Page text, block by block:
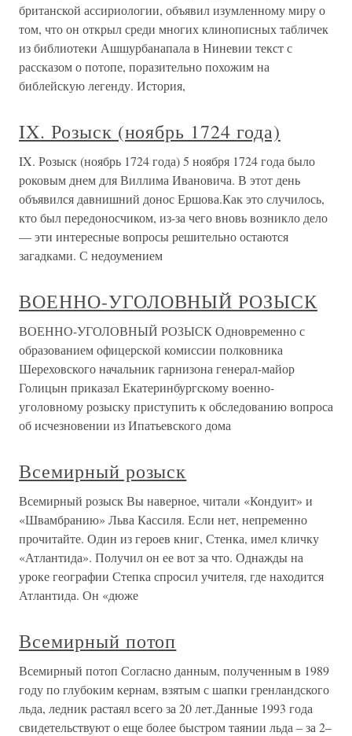
британской ассириологии, объявил изумленному миру о
том, что он открыл среди многих клинописных табличек
из библиотеки Ашшурбанапала в Ниневии текст с
рассказом о потопе, поразительно похожим на
библейскую легенду. История,
IX. Розыск (ноябрь 1724 года)
IX. Розыск (ноябрь 1724 года) 5 ноября 1724 года было
роковым днем для Виллима Ивановича. В этот день
объявился давнишний донос Ершова.Как это случилось,
кто был передоносчиком, из-за чего вновь возникло дело
— эти интересные вопросы решительно остаются
загадками. С недоумением
ВОЕННО-УГОЛОВНЫЙ РОЗЫСК
ВОЕННО-УГОЛОВНЫЙ РОЗЫСК Одновременно с
образованием офицерской комиссии полковника
Шереховского начальник гарнизона генерал-майор
Голицын приказал Екатеринбургскому военно-
уголовному розыску приступить к обследованию вопроса
об исчезновении из Ипатьевского дома
Всемирный розыск
Всемирный розыск Вы наверное, читали «Кондуит» и
«Швамбранию» Льва Кассиля. Если нет, непременно
прочитайте. Один из героев книг, Стенка, имел кличку
«Атлантида». Получил он ее вот за что. Однажды на
уроке географии Степка спросил учителя, где находится
Атлантида. Он «дюже
Всемирный потоп
Всемирный потоп Согласно данным, полученным в 1989
году по глубоким кернам, взятым с шапки гренландского
льда, ледник растаял всего за 20 лет.Данные 1993 года
свидетельствуют о еще более быстром таянии льда – за 2–